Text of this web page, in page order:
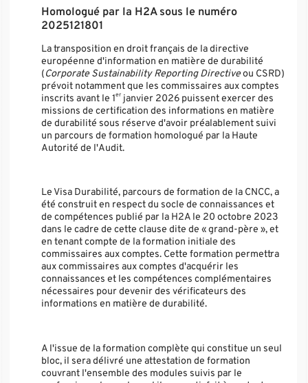
Homologué par la H2A sous le numéro
2025121801
La transposition en droit français de la directive
européenne d'information en matière de durabilité
(Corporate Sustainability Reporting Directiveou CSRD)
prévoit notamment que les commissaires aux comptes
inscrits avant le 1er janvier 2026 puissent exercer des
missions de certification des informations en matière
de durabilité sous réserve d'avoir préalablement suivi
un parcours de formation homologué par la Haute
Autorité de l'Audit.
Le Visa Durabilité, parcours de formation de la CNCC, a
été construit en respect du socle de connaissances et
de compétences publié par la H2A le 20 octobre 2023
dans le cadre de cette clause dite de « grand-père », et
en tenant compte de la formation initiale des
commissaires aux comptes. Cette formation permettra
aux commissaires aux comptes d'acquérir les
connaissances et les compétences complémentaires
nécessaires pour devenir des vérificateurs des
informations en matière de durabilité.
A l'issue de la formation complète qui constitue un seul
bloc, il sera délivré une attestation de formation
couvrant l'ensemble des modules suivis par le